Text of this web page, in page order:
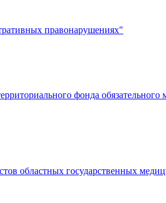
правонарушениях"
фонда
областных государственных